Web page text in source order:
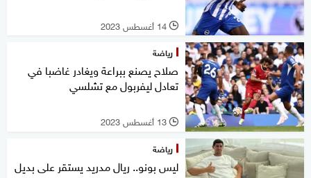
l 14 أغسطس 2023
رياضة
صلاح يصنع ببراعة ويغادر غاضبا في
تعادل ليفربول مع تشلسي
l 13 أغسطس 2023
رياضة
ليس بونو.. ريال مدريد يستقر على بديل